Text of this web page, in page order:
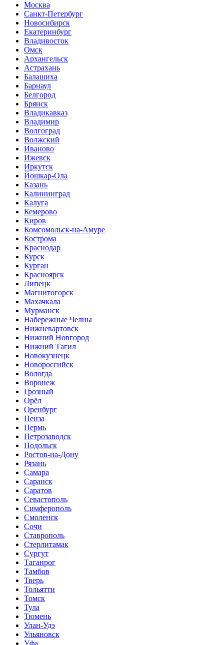
Москва
Санкт-Петербург
Новосибирск
Екатеринбург
Владивосток
Омск
Архангельск
Астрахань
Балашиха
Барнаул
Белгород
Брянск
Владикавказ
Владимир
Волгоград
Волжский
Иваново
Ижевск
Иркутск
Йошкар-Ола
Казань
Калининград
Калуга
Кемерово
Киров
Комсомольск-на-Амуре
Кострома
Краснодар
Курск
Курган
Красноярск
Липецк
Магнитогорск
Махачкала
Мурманск
Набережные Челны
Нижневартовск
Нижний Новгород
Нижний Тагил
Новокузнецк
Новороссийск
Вологда
Воронеж
Грозный
Орёл
Оренбург
Пенза
Пермь
Петрозаводск
Подольск
Ростов-на-Дону
Рязань
Самара
Саранск
Саратов
Севастополь
Симферополь
Смоленск
Сочи
Ставрополь
Стерлитамак
Сургут
Таганрог
Тамбов
Тверь
Тольятти
Томск
Тула
Тюмень
Улан-Удэ
Ульяновск
Уфа